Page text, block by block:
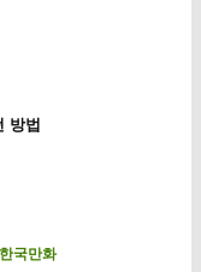
방법
한국만화